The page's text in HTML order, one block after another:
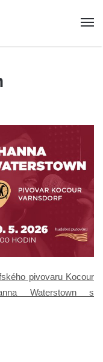
pivovaru Kocour
Waterstown s